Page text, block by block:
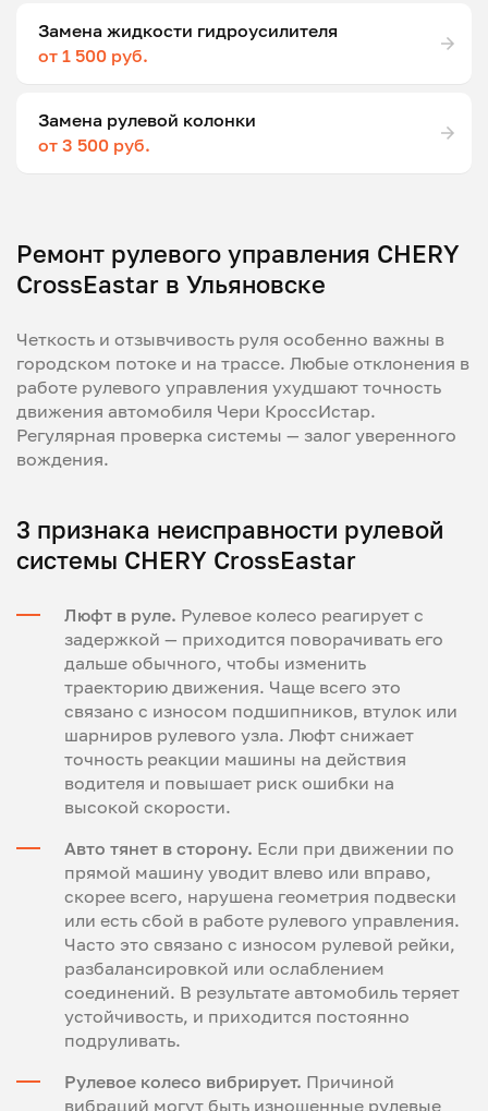
Замена жидкости гидроусилителя
от 1 500 руб.
Замена рулевой колонки
от 3 500 руб.
Ремонт рулевого управления CHERY
CrossEastar в Ульяновске
Четкость и отзывчивость руля особенно важны в
городском потоке и на трассе. Любые отклонения в
работе рулевого управления ухудшают точность
движения автомобиля Чери КроссИстар.
Регулярная проверка системы — залог уверенного
вождения.
3 признака неисправности рулевой
системы CHERY CrossEastar
Люфт в руле. Рулевое колесо реагирует с
задержкой — приходится поворачивать его
дальше обычного, чтобы изменить
траекторию движения. Чаще всего это
связано с износом подшипников, втулок или
шарниров рулевого узла. Люфт снижает
точность реакции машины на действия
водителя и повышает риск ошибки на
высокой скорости.
Авто тянет в сторону. Если при движении по
прямой машину уводит влево или вправо,
скорее всего, нарушена геометрия подвески
или есть сбой в работе рулевого управления.
Часто это связано с износом рулевой рейки,
разбалансировкой или ослаблением
соединений. В результате автомобиль теряет
устойчивость, и приходится постоянно
подруливать.
Рулевое колесо вибрирует. Причиной
вибраций могут быть изношенные рулевые